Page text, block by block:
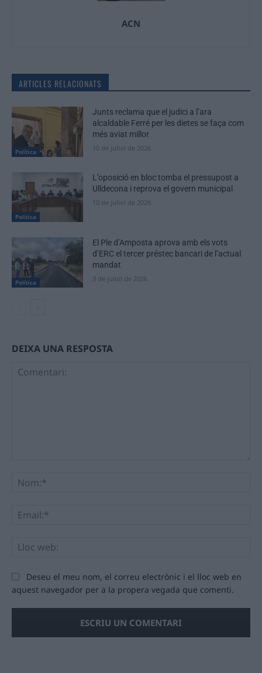
ACN
ARTICLES RELACIONATS
Política
Junts reclama que el judici a l’ara
alcaldable Ferré per les dietes se faça com
més aviat millor
10 de juliol de 2026
Política
L’oposició en bloc tomba el pressupost a
Ulldecona i reprova el govern municipal
10 de juliol de 2026
Política
El Ple d’Amposta aprova amb els vots
d’ERC el tercer préstec bancari de l’actual
mandat
3 de juliol de 2026
DEIXA UNA RESPOSTA
Deseu el meu nom, el correu electrònic i el lloc web en
aquest navegador per a la propera vegada que comenti.